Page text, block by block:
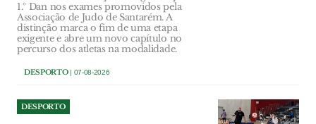
1.º Dan nos exames promovidos pela
Associação de Judo de Santarém. A
distinção marca o fim de uma etapa
exigente e abre um novo capítulo no
percurso dos atletas na modalidade.
DESPORTO| 07-08-2026
DESPORTO